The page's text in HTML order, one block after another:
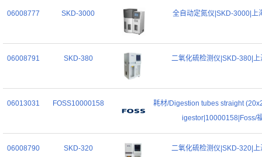
06008777 SKD-3000 全自动定氮仪|SKD-3000|上
06008791 SKD-380 二氧化硫检测仪|SKD-380|上
06013031 FOSS10000158
耗材/Digestion tubes straight
igestor|10000158|Foss/
06008790 SKD-320 二氧化硫检测仪|SKD-320|上